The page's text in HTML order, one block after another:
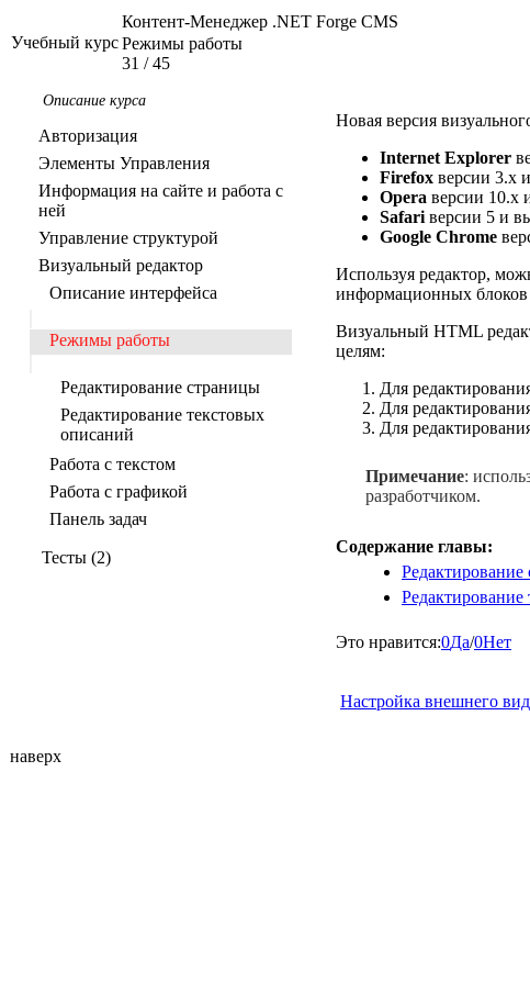
Учебный курс
Контент-Менеджер .NET Forge CMS
Режимы работы
31 /45
Описание курса
Авторизация
Элементы Управления
Информация на сайте и работа с
ней
Управление структурой
Визуальный редактор
Описание интерфейса
Режимы работы
Редактирование страницы
Редактирование текстовых
описаний
Работа с текстом
Работа с графикой
Панель задач
Тесты (2)
Новая версия
Internet Explorer
Firefox версии 3.x
Opera версии 10.x
Safari версии 5 и
Google Chrome
Используя редактор,
информационных блоков
Визуальный HTML
целям:
Для
Для
Для
Примечание:
разработчиком.
Содержание главы:
Это нравится:0Да/0Нет
Настройка внешнего
наверх